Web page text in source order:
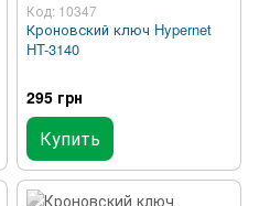
Код: 10347
Кроновский ключ Hypernet
HT-3140
295 грн
Купить